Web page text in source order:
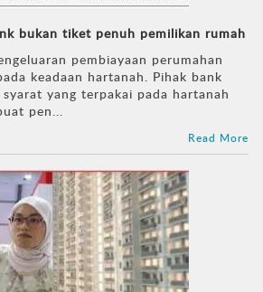
bukan tiket penuh pemilikan rumah
pembiayaan perumahan
keadaan hartanah. Pihak bank
yang terpakai pada hartanah
pen...
Read More